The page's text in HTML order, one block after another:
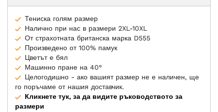
Тениска голям размер
Налично при нас в размери 2XL-10XL
От страхотната британска марка D555
Произведено от 100% памук
Цветът е бял
Машинно пране на 40°
Целогодишно - ако вашият размер не е наличен, ще
го поръчаме от нашия доставчик.
Кликнете тук, за да видите ръководството за
размери